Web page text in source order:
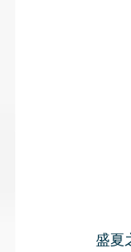
盛夏